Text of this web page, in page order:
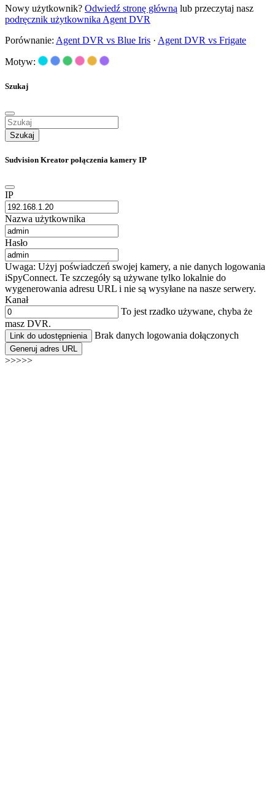
Nowy użytkownik? Odwiedź stronę główną lub przeczytaj nasz
podręcznik użytkownika Agent DVR
Porównanie: Agent DVR vs Blue Iris · Agent DVR vs Frigate
Motyw:
Szukaj
Szukaj
Sudvision Kreator połączenia kamery IP
IP
Nazwa użytkownika
Hasło
Uwaga: Użyj poświadczeń swojej kamery, a nie danych logowania
iSpyConnect. Te szczegóły są używane tylko lokalnie do
wygenerowania adresu URL i nie są wysyłane na nasze serwery.
Kanał
To jest rzadko używane, chyba że
masz DVR.
Link do udostępnienia Brak danych logowania dołączonych
Generuj adres URL
>>>>>